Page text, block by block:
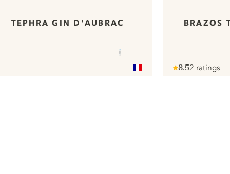
TEPHRA GIN D'AUBRAC BRAZOS
8.52 ratings